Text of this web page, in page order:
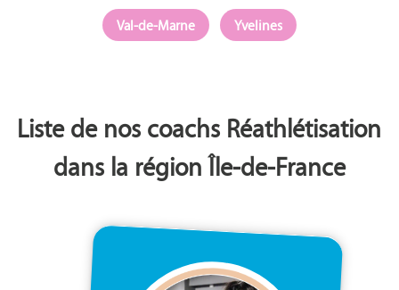
Val-de-Marne
Yvelines
Liste de nos coachs Réathlétisation
dans la région Île-de-France